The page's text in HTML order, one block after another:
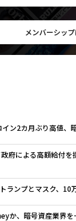
メンバーシッ
ン2カ月ぶり高値、
政府による高額給付
ランプとマスク、10
か、暗号資産業界